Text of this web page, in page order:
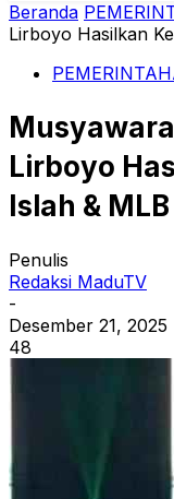
Beranda
Lirboyo Hasilkan
Lirboyo
Islah & MLB
Penulis
Redaksi MaduTV
-
Desember 21, 2025
48